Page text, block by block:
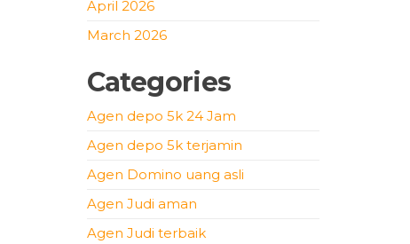
April 2026
March 2026
Categories
Agen depo 5k 24 Jam
Agen depo 5k terjamin
Agen Domino uang asli
Agen Judi aman
Agen Judi terbaik